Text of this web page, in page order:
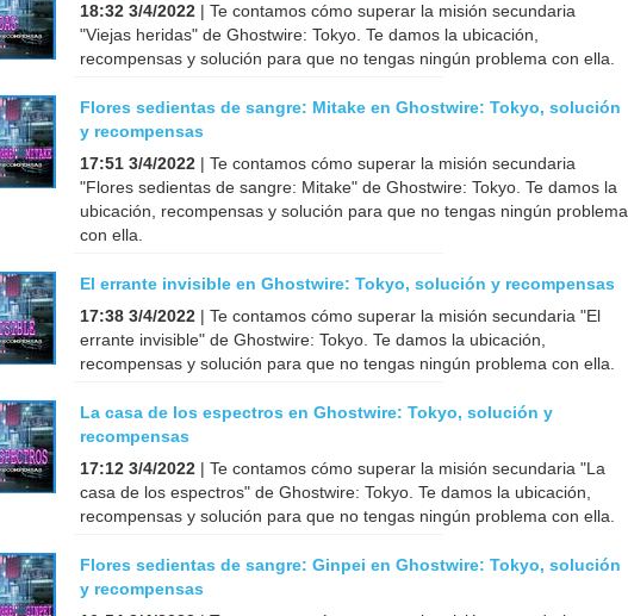
18:32 3/4/2022 | Te contamos cómo superar la misión secundaria
"Viejas heridas" de Ghostwire: Tokyo. Te damos la ubicación,
recompensas y solución para que no tengas ningún problema con ella.
Flores sedientas de sangre: Mitake en Ghostwire: Tokyo, solución
y recompensas
17:51 3/4/2022 | Te contamos cómo superar la misión secundaria
"Flores sedientas de sangre: Mitake" de Ghostwire: Tokyo. Te damos la
ubicación, recompensas y solución para que no tengas ningún problema
con ella.
El errante invisible en Ghostwire: Tokyo, solución y recompensas
17:38 3/4/2022 | Te contamos cómo superar la misión secundaria "El
errante invisible" de Ghostwire: Tokyo. Te damos la ubicación,
recompensas y solución para que no tengas ningún problema con ella.
La casa de los espectros en Ghostwire: Tokyo, solución y
recompensas
17:12 3/4/2022 | Te contamos cómo superar la misión secundaria "La
casa de los espectros" de Ghostwire: Tokyo. Te damos la ubicación,
recompensas y solución para que no tengas ningún problema con ella.
Flores sedientas de sangre: Ginpei en Ghostwire: Tokyo, solución
y recompensas